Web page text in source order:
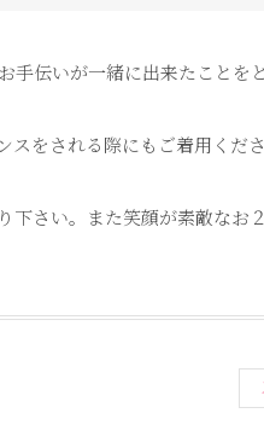
手伝いが一緒に出来たことを
スをされる際にもご着用くだ
下さい。また笑顔が素敵なお